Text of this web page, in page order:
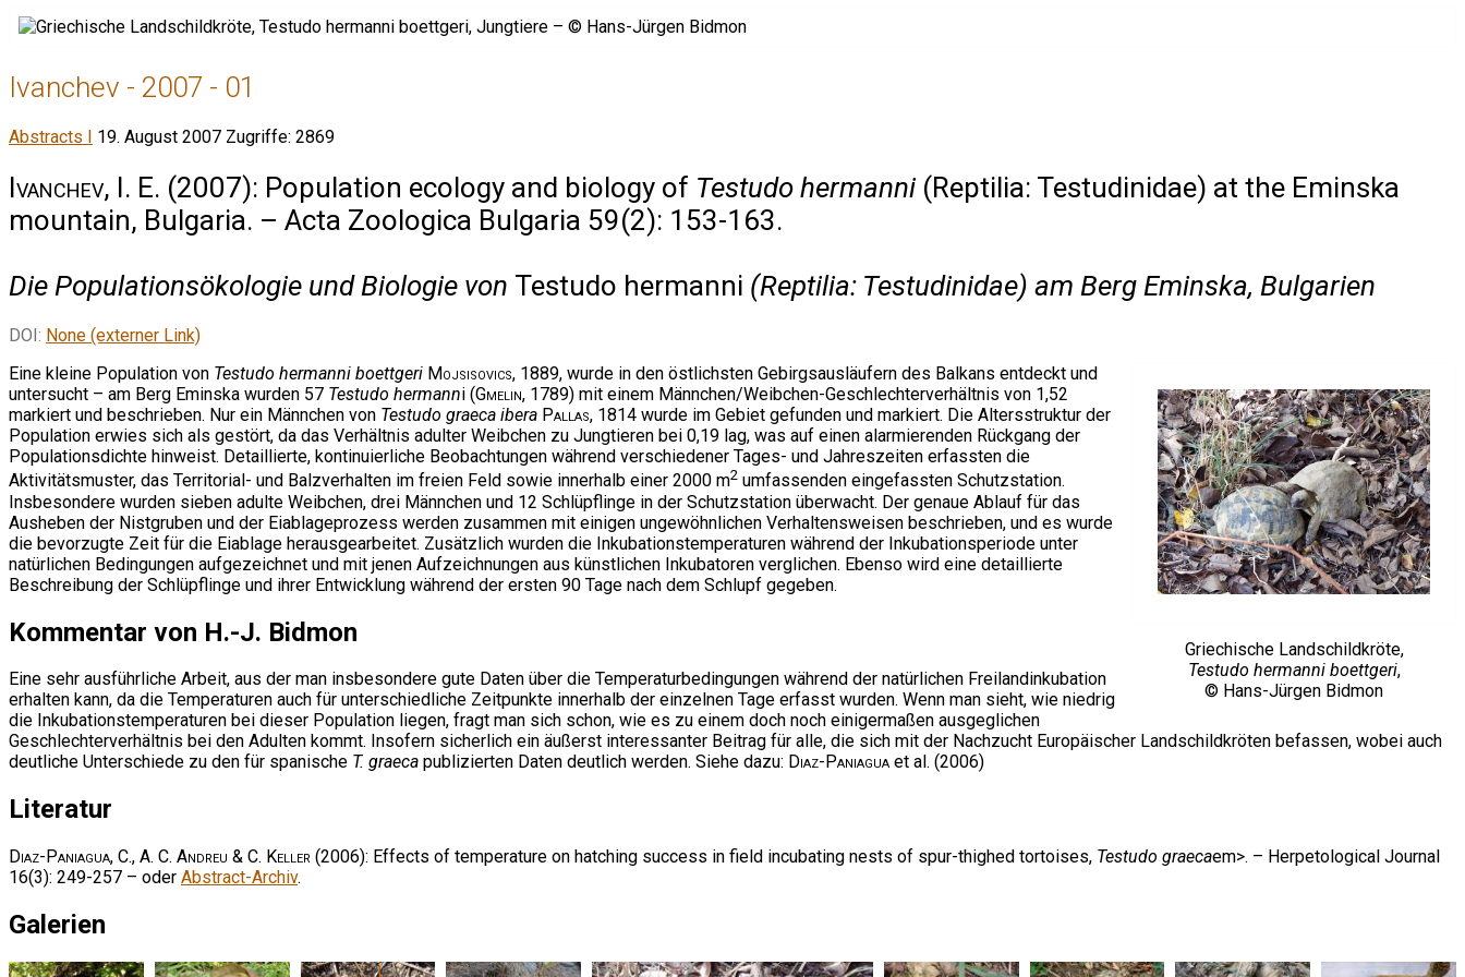
Ivanchev - 2007 - 01
Abstracts I 19. August 2007 Zugriffe: 2869
Ivanchev, I. E. (2007): Population ecology and biology of Testudo hermanni(Reptilia: Testudinidae) at the Eminska
mountain, Bulgaria. – Acta Zoologica Bulgaria 59(2): 153-163.
Die Populationsökologie und Biologie von Testudo hermanni (Reptilia: Testudinidae) am Berg Eminska, Bulgarien
DOI: None (externer Link)
Griechische Landschildkröte,
Testudo hermanni boettgeri,
© Hans-Jürgen Bidmon
Eine kleine Population von Testudo hermanni boettgeri Mojsisovics, 1889, wurde in den östlichsten Gebirgsausläufern des Balkans entdeckt und
untersucht – am Berg Eminska wurden 57 Testudo hermanni (Gmelin, 1789) mit einem Männchen/Weibchen-Geschlechterverhältnis von 1,52
markiert und beschrieben. Nur ein Männchen von Testudo graeca ibera Pallas, 1814 wurde im Gebiet gefunden und markiert. Die Altersstruktur der
Population erwies sich als gestört, da das Verhältnis adulter Weibchen zu Jungtieren bei 0,19 lag, was auf einen alarmierenden Rückgang der
Populationsdichte hinweist. Detaillierte, kontinuierliche Beobachtungen während verschiedener Tages- und Jahreszeiten erfassten die
Aktivitätsmuster, das Territorial- und Balzverhalten im freien Feld sowie innerhalb einer 2000 m2 umfassenden eingefassten Schutzstation.
Insbesondere wurden sieben adulte Weibchen, drei Männchen und 12 Schlüpflinge in der Schutzstation überwacht. Der genaue Ablauf für das
Ausheben der Nistgruben und der Eiablageprozess werden zusammen mit einigen ungewöhnlichen Verhaltensweisen beschrieben, und es wurde
die bevorzugte Zeit für die Eiablage herausgearbeitet. Zusätzlich wurden die Inkubationstemperaturen während der Inkubationsperiode unter
natürlichen Bedingungen aufgezeichnet und mit jenen Aufzeichnungen aus künstlichen Inkubatoren verglichen. Ebenso wird eine detaillierte
Beschreibung der Schlüpflinge und ihrer Entwicklung während der ersten 90 Tage nach dem Schlupf gegeben.
Kommentar von H.-J. Bidmon
Eine sehr ausführliche Arbeit, aus der man insbesondere gute Daten über die Temperaturbedingungen während der natürlichen Freilandinkubation
erhalten kann, da die Temperaturen auch für unterschiedliche Zeitpunkte innerhalb der einzelnen Tage erfasst wurden. Wenn man sieht, wie niedrig
die Inkubationstemperaturen bei dieser Population liegen, fragt man sich schon, wie es zu einem doch noch einigermaßen ausgeglichen
Geschlechterverhältnis bei den Adulten kommt. Insofern sicherlich ein äußerst interessanter Beitrag für alle, die sich mit der Nachzucht Europäischer Landschildkröten befassen, wobei auch
deutliche Unterschiede zu den für spanische T. graeca publizierten Daten deutlich werden. Siehe dazu: Diaz-Paniagua et al. (2006)
Literatur
Diaz-Paniagua, C., A. C. Andreu & C. Keller (2006): Effects of temperature on hatching success in field incubating nests of spur-thighed tortoises, Testudo graecaem>. – Herpetological Journal
16(3): 249-257 – oder Abstract-Archiv.
Galerien